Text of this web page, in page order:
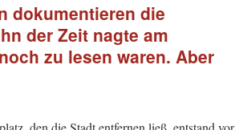
dokumentieren die
der Zeit nagte am
zu lesen waren. Aber